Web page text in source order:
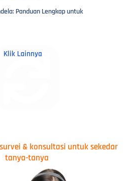
Panduan Lengkap untuk
Klik Lainnya
& konsultasi untuk sekedar
tanya-tanya